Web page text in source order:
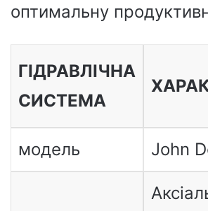
оптимальну
ГІДРАВЛІЧНА
СИСТЕМА
модель John